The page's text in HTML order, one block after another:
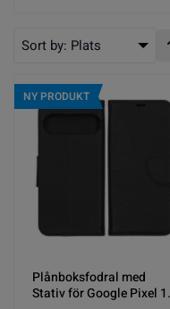
Sort by: Plats
NY PRODUKT
Plånboksfodral med
Stativ för Google Pixel